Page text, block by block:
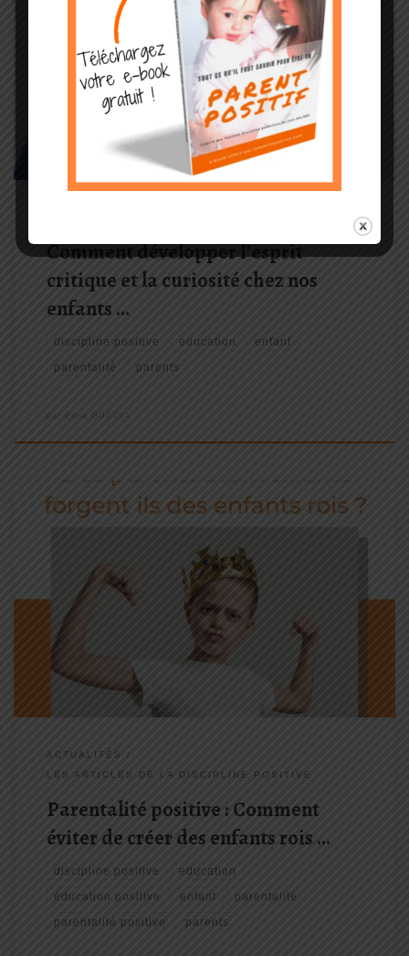
En appliquant ces principes et en les incarnant, nous aidereons
nos enfants à développer leur esprit critique et leur curiosité. Ils
seront ainsi mieux préparés à affronter les défis d'un monde qui
est en constante évolution et à saisir les opportunités qui se
présentent à eux.
Comment développer l’esprit
critique et la curiosité chez nos
enfants …
discipline positive education enfant
parentalité parents
par Edna GUCCIA
L'éducation des enfants est un défi complexe et passionnant pour
de nombreux parents. Au fil des dernières décennies, différentes
approches éducatives ont émergé, certaines mettant l'accent sur
l'autorité et la discipline, tandis que d'autres prônent la
bienveillance et la communication positive ... [lire la suite].
ACTUALITÉS
LES ARTICLES DE LA DISCIPLINE POSITIVE
Parentalité positive : Comment
éviter de créer des enfants rois …
discipline positive education
éducation positive enfant parentalité
parentalité positive parents